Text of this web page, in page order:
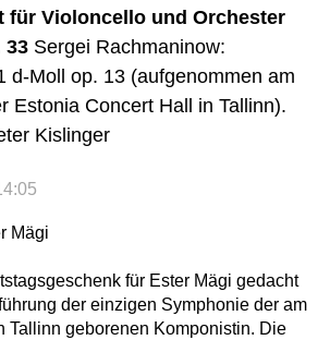
für Violoncello und Orchester
33 Sergei Rachmaninow:
d-Moll op. 13 (aufgenommen am
Estonia Concert Hall in Tallinn).
Kislinger
Mägi
für Ester Mägi gedacht
der einzigen Symphonie der am
Tallinn geborenen Komponistin. Die